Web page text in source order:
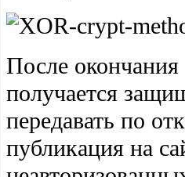
После
получается
передавать по
публикация на